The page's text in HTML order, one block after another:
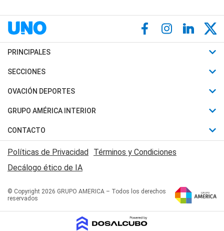
PRINCIPALES
Últimas Noticias
Política
Judiciales
Economia
SECCIONES
Horóscopo
Motores
Trucos caseros
Series y Películas
Edictos y Solicitadas
OVACIÓN DEPORTES
Fútbol
Mundial
Automovilismo
Rugby
Básquet
GRUPO AMÉRICA INTERIOR
Canal 7 en Vivo
San Juan 8
CONTACTO
Acerca de Nosotros
Contactanos
Políticas de Privacidad Términos y Condiciones
Decálogo ético de IA
© Copyright 2026 GRUPO AMERICA – Todos los derechos
reservados